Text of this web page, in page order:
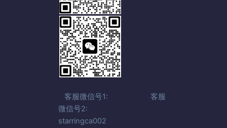
客服微信号1: 客服
微信号2:
starringca002